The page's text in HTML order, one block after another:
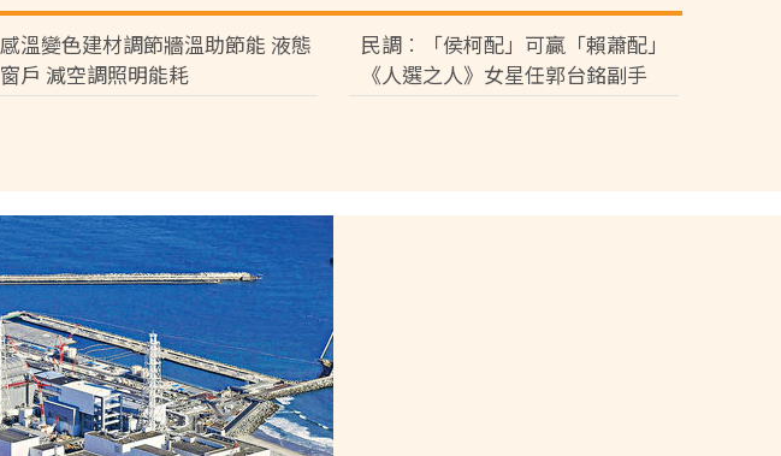
感溫變色建材調節牆溫助節能 液態
窗戶 減空調照明能耗
民調︰「侯柯配」可贏「賴蕭配」
《人選之人》女星任郭台銘副手